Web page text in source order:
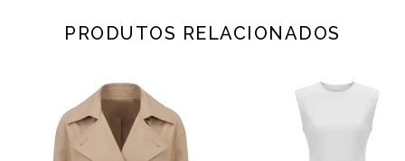
PRODUTOS RELACIONADOS